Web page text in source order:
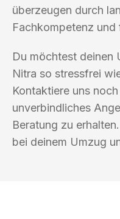
überzeugen durch
Fachkompetenz und
Du möchtest deinen
Nitra so stressfrei
Kontaktiere uns
unverbindliches
Beratung zu
bei deinem Umzug